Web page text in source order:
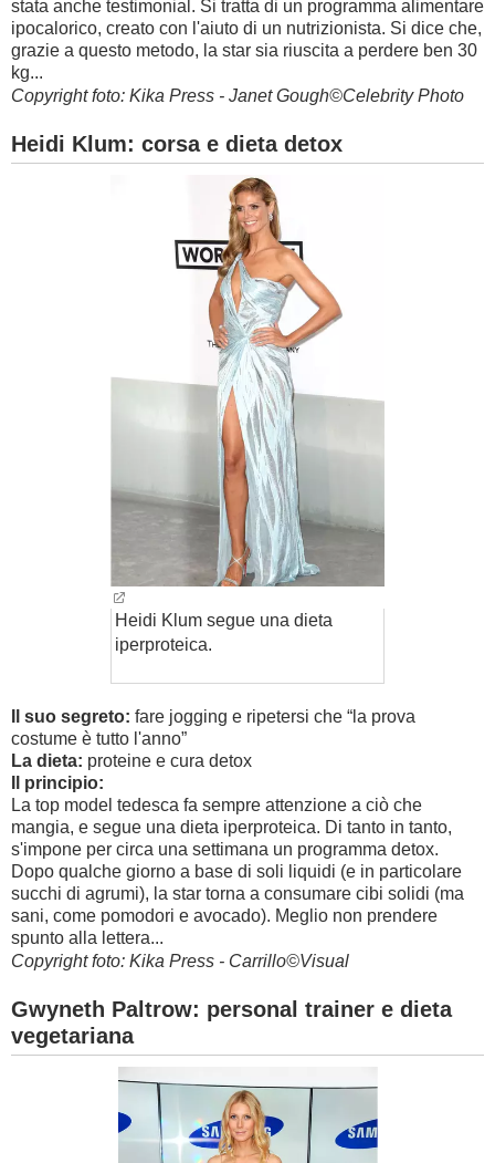
stata anche testimonial. Si tratta di un programma alimentare
ipocalorico, creato con l'aiuto di un nutrizionista. Si dice che,
grazie a questo metodo, la star sia riuscita a perdere ben 30
kg...
Copyright foto: Kika Press - Janet Gough©Celebrity Photo
Heidi Klum: corsa e dieta detox
Heidi Klum segue una dieta
iperproteica.
Il suo segreto: fare jogging e ripetersi che “la prova
costume è tutto l'anno”
La dieta: proteine e cura detox
Il principio:
La top model tedesca fa sempre attenzione a ciò che
mangia, e segue una dieta iperproteica. Di tanto in tanto,
s'impone per circa una settimana un programma detox.
Dopo qualche giorno a base di soli liquidi (e in particolare
succhi di agrumi), la star torna a consumare cibi solidi (ma
sani, come pomodori e avocado). Meglio non prendere
spunto alla lettera...
Copyright foto: Kika Press - Carrillo©Visual
Gwyneth Paltrow: personal trainer e dieta
vegetariana